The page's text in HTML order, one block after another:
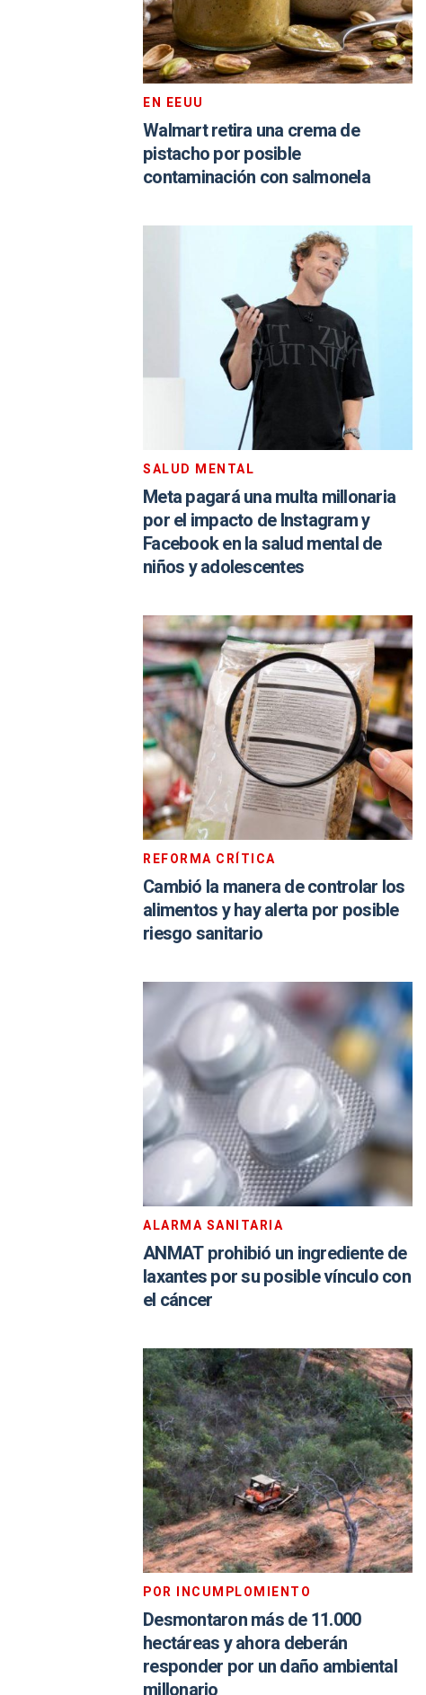
EN EEUU
Walmart retira una crema de
pistacho por posible
contaminación con salmonela
SALUD MENTAL
Meta pagará una multa millonaria
por el impacto de Instagram y
Facebook en la salud mental de
niños y adolescentes
REFORMA CRÍTICA
Cambió la manera de controlar los
alimentos y hay alerta por posible
riesgo sanitario
ALARMA SANITARIA
ANMAT prohibió un ingrediente de
laxantes por su posible vínculo con
el cáncer
POR INCUMPLOMIENTO
Desmontaron más de 11.000
hectáreas y ahora deberán
responder por un daño ambiental